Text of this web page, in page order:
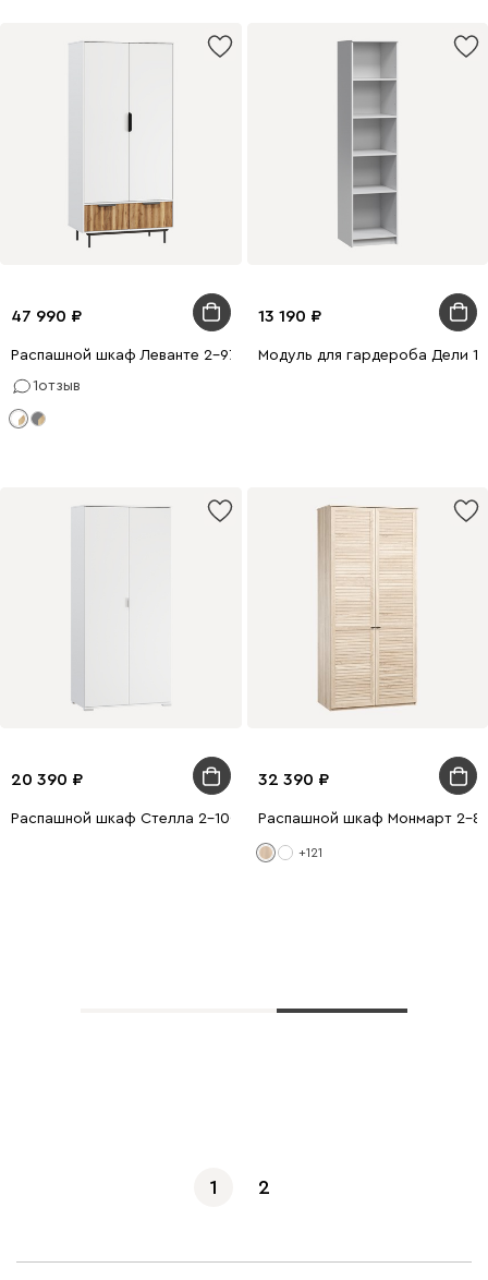
47 990
Распашной шкаф Леванте 2-97x205 Белый
1отзыв
13 190
Модуль для гардероба Дели 1-
20 390
Распашной шкаф Стелла 2-100x220 Белый
32 390
Распашной шкаф Монмарт 2-
+121
1 2